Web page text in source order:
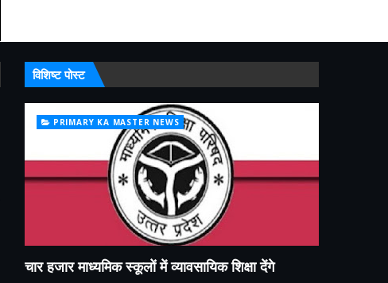
विशिष्ट पोस्ट
PRIMARY KA MASTER NEWS
चार हजार माध्यमिक स्कूलों में व्यावसायिक शिक्षा देंगे